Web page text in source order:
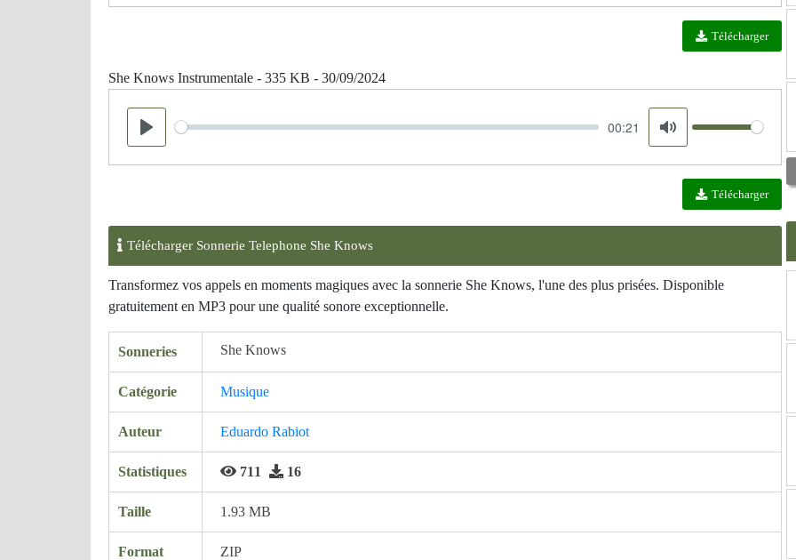
Télécharger
She Knows Instrumentale - 335 KB - 30/09/2024
Play
Seek 00:21
Mute
Volume
Télécharger
Télécharger Sonnerie Telephone She Knows
Transformez vos appels en moments magiques avec la sonnerie She Knows, l'une des plus prisées. Disponible
gratuitement en MP3 pour une qualité sonore exceptionnelle.
Sonneries She Knows
Catégorie Musique
Auteur Eduardo Rabiot
Statistiques 711 16
Taille 1.93 MB
Format ZIP